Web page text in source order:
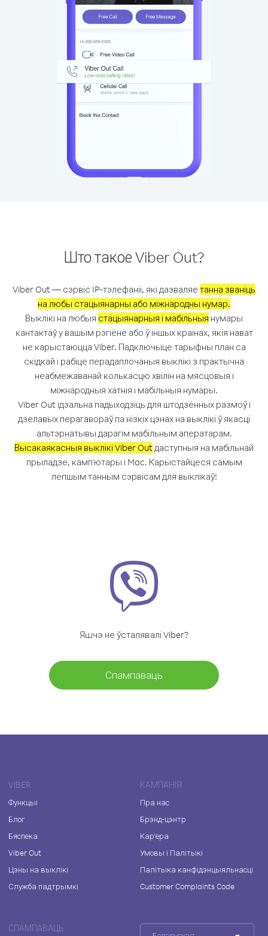
Што такое Viber Out?
Viber Out — сэрвіс IP-тэлефаніі, які дазваляе танна званіць
на любы стацыянарны або міжнародны нумар.
Выклікі на любыя стацыянарныя і мабільныя нумары
кантактаў у вашым рэгіёне або ў іншых краінах, якія нават
не карыстаюцца Viber. Падключыце тарыфны план са
скідкай і рабіце перадаплочаныя выклікі з практычна
неабмежаванай колькасцю хвілін на мясцовыя і
міжнародныя хатнія і мабільныя нумары.
Viber Out ідэальна падыходзіць для штодзённых размоў і
дзелавых перагавораў па нізкіх цэнах на выклікі ў якасці
альтэрнатывы дарагім мабільным аператарам.
Высакаякасныя выклікі Viber Outдаступныя на мабільнай
прыладзе, камп'ютары і Mac. Карыстайцеся самым
лепшым танным сэрвісам для выклікаў!
Яшчэ не ўсталявалі Viber?
Спампаваць
VIBER
Функцыі
Блог
Бяспека
Viber Out
Цэны на выклікі
Служба падтрымкі
КАМПАНІЯ
Пра нас
Брэнд-цэнтр
Кар'ера
Умовы і Палітыкі
Палітыка канфідэнцыяльнасці
Customer Complaints Code
СПАМПАВАЦЬ